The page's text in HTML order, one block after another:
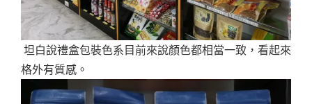
坦白說禮盒包裝色系目前來說顏色都相當一致，看起來
格外有質感。